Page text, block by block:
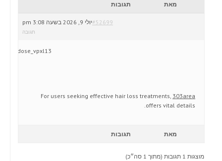
מאת תגובות
יולי 9, 2026 בשעה 3:08 pm#52699
תגובה
dose_vpxl13
For users seeking effective hair loss treatments, 303area
offers vital details.
מאת תגובות
מוצגות 1 תגובות (מתוך 1 סה״כ)